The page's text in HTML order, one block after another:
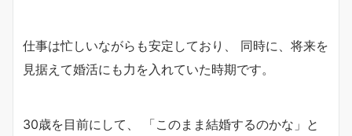
仕事は忙しいながらも安定しており、 同時に、将来を
見据えて婚活にも力を入れていた時期です。
30歳を目前にして、 「このまま結婚するのかな」と